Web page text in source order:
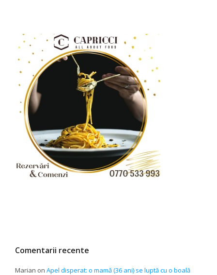
Comentarii recente
Marian onApel disperat: o mamă (36 ani) se luptă cu o boală